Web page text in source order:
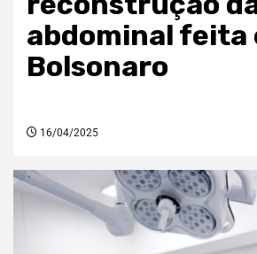
abdominal feita
Bolsonaro
16/04/2025